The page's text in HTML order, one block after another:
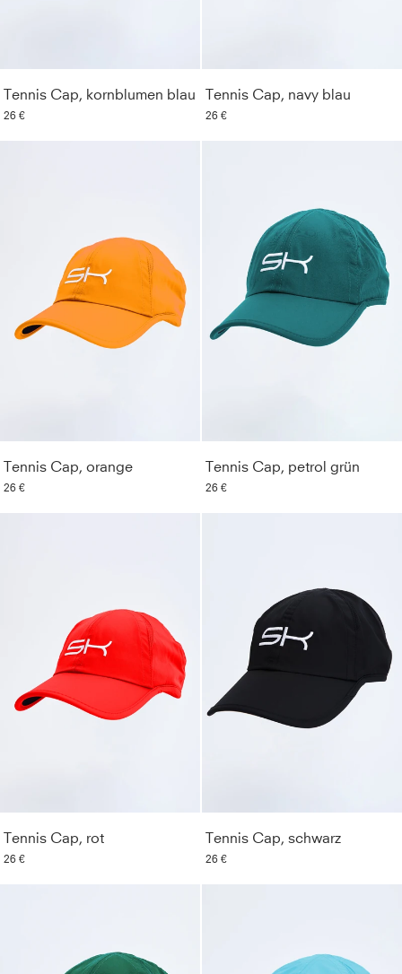
Tennis Cap, kornblumen blau
26 €
Tennis Cap, navy blau
26 €
Tennis Cap, orange
26 €
Tennis Cap, petrol grün
26 €
Tennis Cap, rot
26 €
Tennis Cap, schwarz
26 €